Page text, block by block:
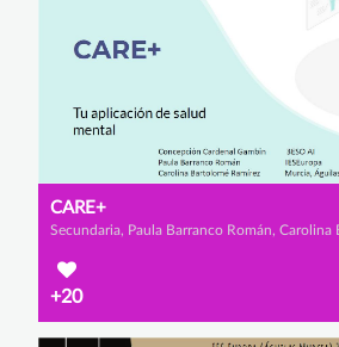
CARE+
+20